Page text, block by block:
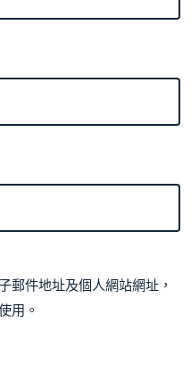
郵件地址及個人網站網址，
用。